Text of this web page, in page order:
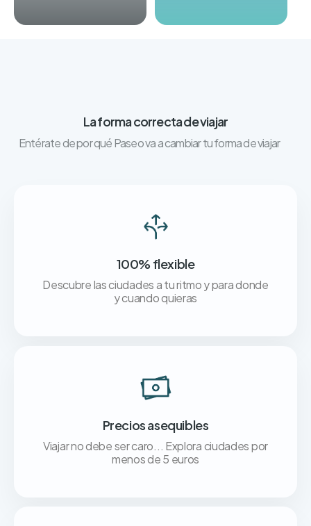
La forma correcta de viajar
Entérate de por qué Paseo va a cambiar tu forma de viajar
100% flexible
Descubre las ciudades a tu ritmo y para donde
y cuando quieras
Precios asequibles
Viajar no debe ser caro... Explora ciudades por
menos de 5 euros